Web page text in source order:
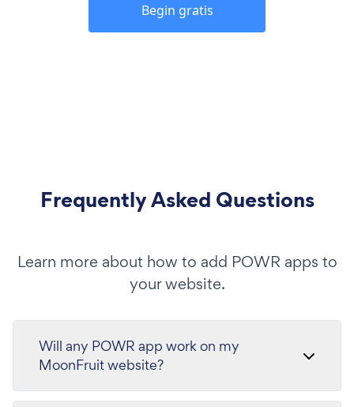
Begin gratis
Frequently Asked Questions
Learn more about how to add POWR apps to
your website.
Will any POWR app work on my
MoonFruit website?